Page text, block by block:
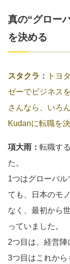
真の“グロー
を決める
スタクラ：
トヨ
ゼーでビジネス
さんなら、いろ
Kudanに転職を
項大雨： 転職す
た。
1つはグローバ
ても、日本のモ
なく、最初から
っていました。
2つ目は、経営陣
3つ目はこれから